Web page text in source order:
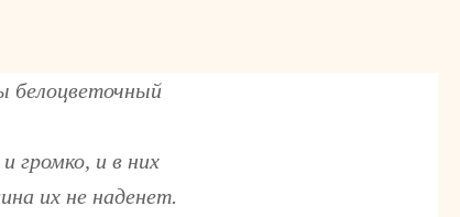
белоцветочный
громко, и в них
их не наденет.